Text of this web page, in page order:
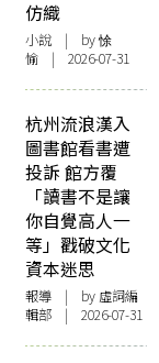
仿織
小說 | by 悇
愉 | 2026-07-31
杭州流浪漢入
圖書館看書遭
投訴 館方覆
「讀書不是讓
你自覺高人一
等」戳破文化
資本迷思
報導 | by 虛詞編
輯部 | 2026-07-31